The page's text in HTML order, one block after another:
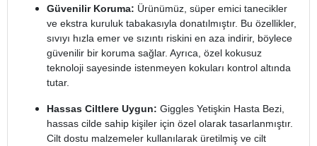
Güvenilir Koruma: Ürünümüz, süper emici tanecikler
ve ekstra kuruluk tabakasıyla donatılmıştır. Bu özellikler,
sıvıyı hızla emer ve sızıntı riskini en aza indirir, böylece
güvenilir bir koruma sağlar. Ayrıca, özel kokusuz
teknoloji sayesinde istenmeyen kokuları kontrol altında
tutar.
Hassas Ciltlere Uygun: Giggles Yetişkin Hasta Bezi,
hassas cilde sahip kişiler için özel olarak tasarlanmıştır.
Cilt dostu malzemeler kullanılarak üretilmiş ve cilt